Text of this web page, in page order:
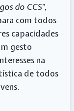
do CCS”,
com todos
capacidades
gesto
na
de todos